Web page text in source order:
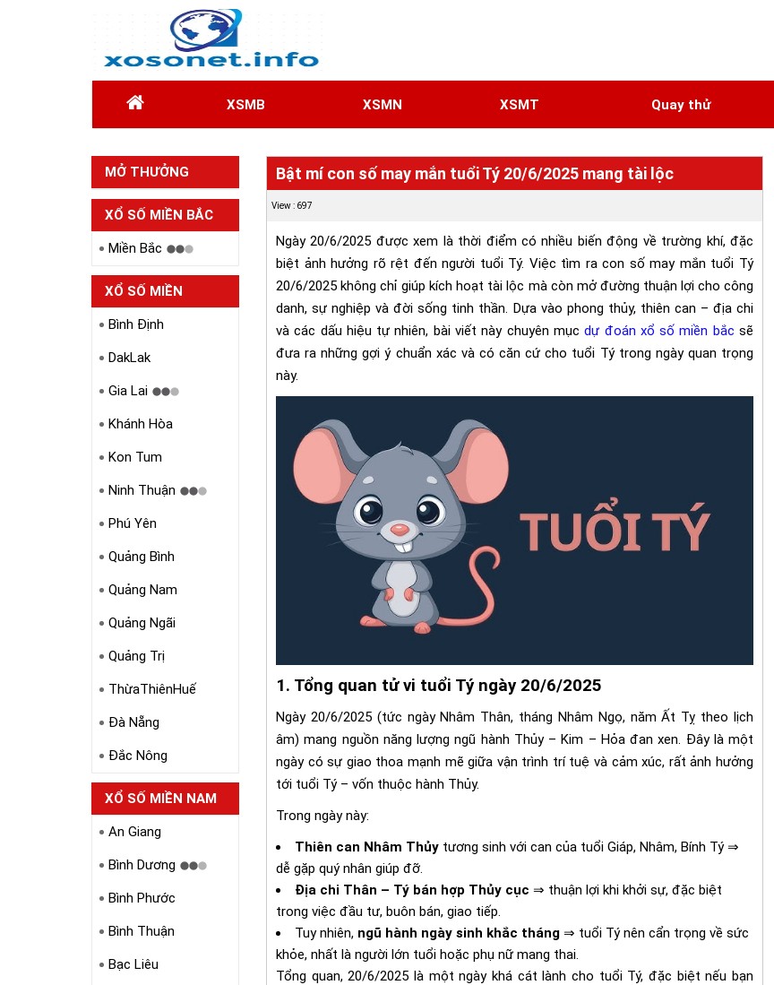
XSMB XSMN XSMT Quay thử
MỞ THƯỞNG
HÔM QUA
XỔ SỐ MIỀN BẮC
Miền Bắc
XỔ SỐ MIỀN
TRUNG
Bình Định
DakLak
Gia Lai
Khánh Hòa
Kon Tum
Ninh Thuận
Phú Yên
Quảng Bình
Quảng Nam
Quảng Ngãi
Quảng Trị
ThừaThiênHuế
Đà Nẵng
Đắc Nông
XỔ SỐ MIỀN NAM
An Giang
Bình Dương
Bình Phước
Bình Thuận
Bạc Liêu
Bật mí con số may mắn tuổi Tý 20/6/2025 mang tài lộc
View : 697
Ngày 20/6/2025 được xem là thời điểm có nhiều biến động về trường khí, đặc
biệt ảnh hưởng rõ rệt đến người tuổi Tý. Việc tìm ra con số may mắn tuổi Tý
20/6/2025 không chỉ giúp kích hoạt tài lộc mà còn mở đường thuận lợi cho công
danh, sự nghiệp và đời sống tinh thần. Dựa vào phong thủy, thiên can – địa chi
và các dấu hiệu tự nhiên, bài viết này chuyên mụcdự đoán xổ số miền bắc sẽ
đưa ra những gợi ý chuẩn xác và có căn cứ cho tuổi Tý trong ngày quan trọng
này.
1. Tổng quan tử vi tuổi Tý ngày 20/6/2025
Ngày 20/6/2025 (tức ngày Nhâm Thân, tháng Nhâm Ngọ, năm Ất Tỵ theo lịch
âm) mang nguồn năng lượng ngũ hành Thủy – Kim – Hỏa đan xen. Đây là một
ngày có sự giao thoa mạnh mẽ giữa vận trình trí tuệ và cảm xúc, rất ảnh hưởng
tới tuổi Tý – vốn thuộc hành Thủy.
Trong ngày này:
Thiên can Nhâm Thủy tương sinh với can của tuổi Giáp, Nhâm, Bính Tý ⇒
dễ gặp quý nhân giúp đỡ.
Địa chi Thân – Tý bán hợp Thủy cục ⇒ thuận lợi khi khởi sự, đặc biệt
trong việc đầu tư, buôn bán, giao tiếp.
Tuy nhiên, ngũ hành ngày sinh khắc tháng ⇒ tuổi Tý nên cẩn trọng về sức
khỏe, nhất là người lớn tuổi hoặc phụ nữ mang thai.
Tổng quan, 20/6/2025 là một ngày khá cát lành cho tuổi Tý, đặc biệt nếu bạn